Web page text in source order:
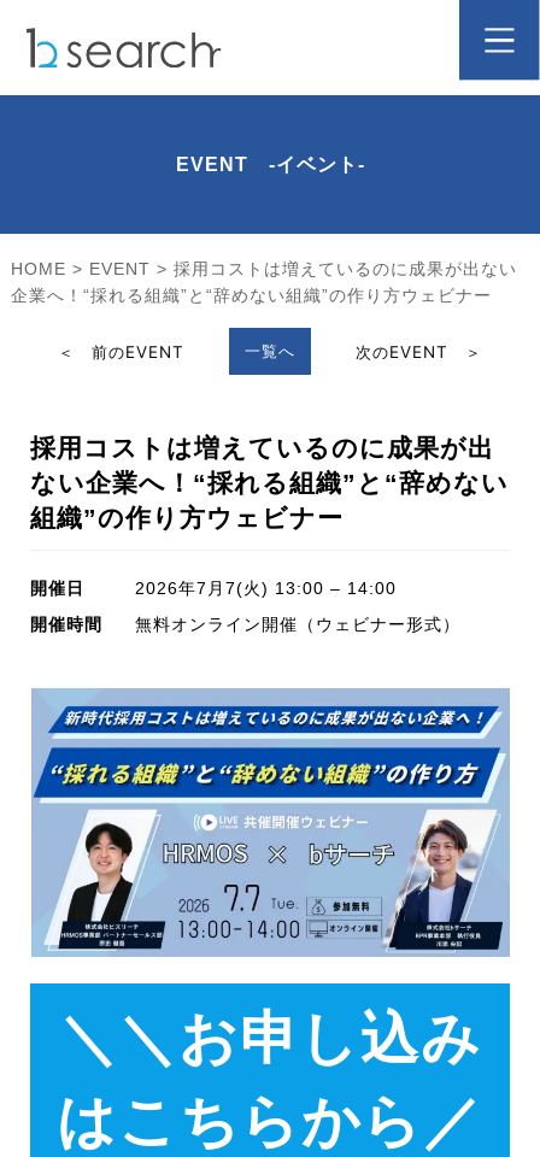
EVENT -イベント-
HOME > EVENT > 採用コストは増えているのに成果が出ない
企業へ！“採れる組織”と“辞めない組織”の作り方ウェビナー
＜ 前のEVENT 一覧へ 次のEVENT ＞
採用コストは増えているのに成果が出
ない企業へ！“採れる組織”と“辞めない
組織”の作り方ウェビナー
開催日
2026年7月7(火) 13:00 – 14:00
開催時間
無料オンライン開催（ウェビナー形式）
＼＼お申し込み
はこちらから／